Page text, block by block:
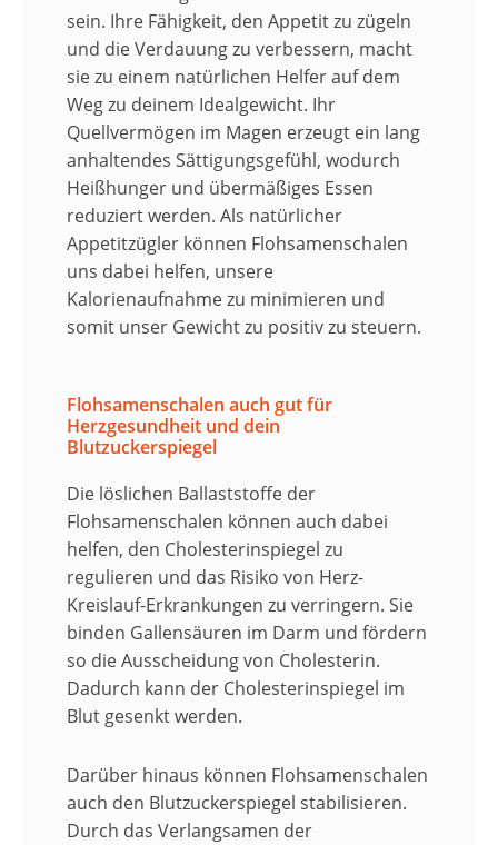
sein. Ihre Fähigkeit, den Appetit zu zügeln
und die Verdauung zu verbessern, macht
sie zu einem natürlichen Helfer auf dem
Weg zu deinem Idealgewicht. Ihr
Quellvermögen im Magen erzeugt ein lang
anhaltendes Sättigungsgefühl, wodurch
Heißhunger und übermäßiges Essen
reduziert werden. Als natürlicher
Appetitzügler können Flohsamenschalen
uns dabei helfen, unsere
Kalorienaufnahmezu minimieren und
somit unser Gewicht zu positiv zu steuern.
Flohsamenschalen auch gut für
Herzgesundheit und dein
Blutzuckerspiegel
Die löslichen Ballaststoffe der
Flohsamenschalen können auch dabei
helfen, den Cholesterinspiegel zu
regulieren und das Risiko von Herz-
Kreislauf-Erkrankungen zu verringern. Sie
binden Gallensäuren im Darm und fördern
so die Ausscheidung von Cholesterin.
Dadurch kann der Cholesterinspiegel im
Blut gesenkt werden.
Darüber hinaus können Flohsamenschalen
auch den Blutzuckerspiegel stabilisieren.
Durch das Verlangsamen der